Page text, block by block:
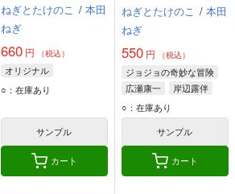
ねぎとたけのこ / 本田
ねぎ
660 円 （税込）
オリジナル
○：在庫あり
サンプル
カート
ねぎとたけのこ / 本田
ねぎ
550円 （税込）
ジョジョの奇妙な冒険
広瀬康一
岸辺露伴
○：在庫あり
サンプル
カート